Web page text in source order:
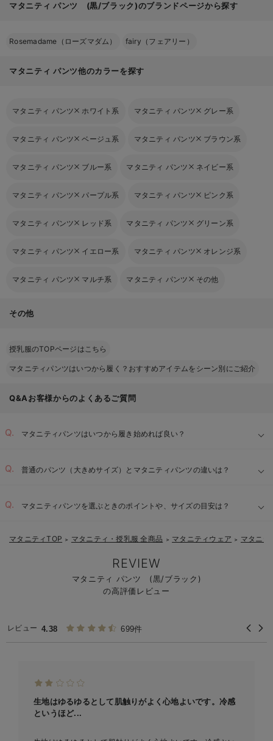
マタニティ パンツ (黒/ブラック)のブランドページから探す
Rosemadame（ローズマダム） fairy（フェアリー）
マタニティ パンツ他のカラーを探す
マタニティ パンツ ホワイト系 マタニティ パンツ グレー系
マタニティ パンツ ベージュ系 マタニティ パンツ ブラウン系
マタニティ パンツ ブルー系 マタニティ パンツ ネイビー系
マタニティ パンツ パープル系 マタニティ パンツ ピンク系
マタニティ パンツ レッド系 マタニティ パンツ グリーン系
マタニティ パンツ イエロー系 マタニティ パンツ オレンジ系
マタニティ パンツ マルチ系 マタニティ パンツ その他
その他
授乳服のTOPページはこちら
マタニティパンツはいつから履く？おすすめアイテムをシーン別にご紹介
Q&Aお客様からのよくあるご質問
マタニティパンツはいつから履き始めれば良い？
普通のパンツ（大きめサイズ）とマタニティパンツの違いは？
着脱しやすい設計：
マタニティパンツを選ぶときのポイントや、サイズの目安は？
マタニティTOP ＞ マタニティ・授乳服 全商品 ＞ マタニティウェア ＞ マタニテ
REVIEW
マタニティ パンツ (黒/ブラック)
の高評価レビュー
レビュー 4.38 699件
生地はゆるゆるとして肌触りがよく心地よいです。冷感
というほど...